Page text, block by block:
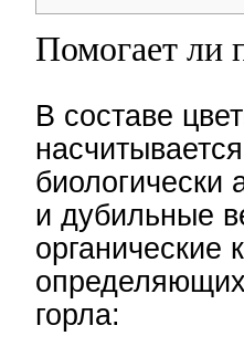
Помогает ли
В составе
биологически
и дубильные
горла: